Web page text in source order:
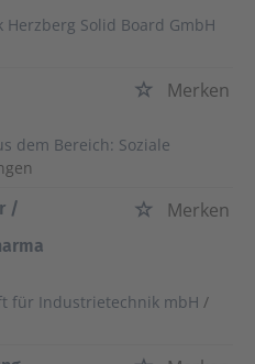
Herzberg Solid Board GmbH
Merken
dem Bereich: Soziale
/
Merken
für Industrietechnik mbH /